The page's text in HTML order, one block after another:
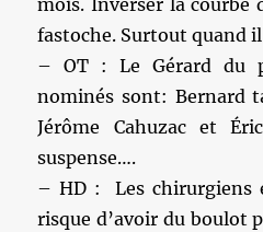
mois. Inverser la courbe
fastoche. Surtout quand
– OT : Le Gérard du
nominés sont: Bernard
Jérôme Cahuzac et
suspense….
– HD : Les chirurgiens
risque d’avoir du boulot